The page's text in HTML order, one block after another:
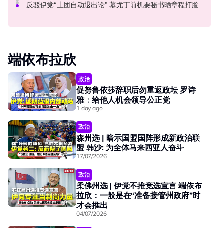
国歌响起华人庙宇千人齐肃立 网友动容：这才是真正的马
马六甲州选 | 甲州选席谈判现空间？ 法米：国阵开放态度
反驳伊党“土团自动退出论” 慕尤丁前机要秘书晒章程打脸
端依布拉欣
政治
促努鲁依莎辞职后勿重返政坛 罗诗
雅：给他人机会领导公正党
1 day ago
政治
森州选 | 暗示国盟国阵形成新政治联
盟 韩沙: 为全体马来西亚人奋斗
17/07/2026
政治
柔佛州选 | 伊党不推竞选宣言 端依布
拉欣：一般是在“准备接管州政府”时
才会推出
04/07/2026